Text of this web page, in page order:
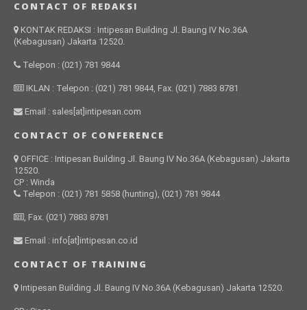
CONTACT OF REDAKSI
KONTAK REDAKSI : Intipesan Building Jl. Baung IV No.36A
(Kebagusan) Jakarta 12520.
Telepon : (021) 781 9844
IKLAN : Telepon : (021) 781 9844, Fax. (021) 7883 8781
Email : sales[at]intipesan.com
CONTACT OF CONFERENCE
OFFICE : Intipesan Building Jl. Baung IV No.36A (Kebagusan) Jakarta
12520.
CP : Winda
Telepon : (021) 781 5858 (hunting), (021) 781 9844
, Fax. (021) 7883 8781
Email : info[at]intipesan.co.id
CONTACT OF TRAINING
Intipesan Building Jl. Baung IV No.36A (Kebagusan) Jakarta 12520.